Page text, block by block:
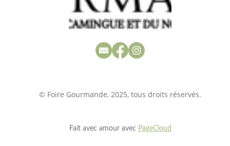
© Foire Gourmande, 2025, tous droits réservés.
Fait avec amour avec PageCloud